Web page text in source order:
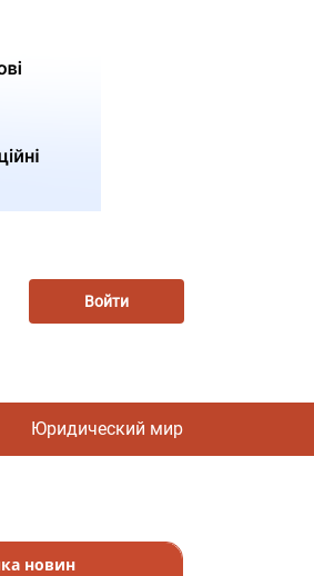
Войти
Юридический мир
новин